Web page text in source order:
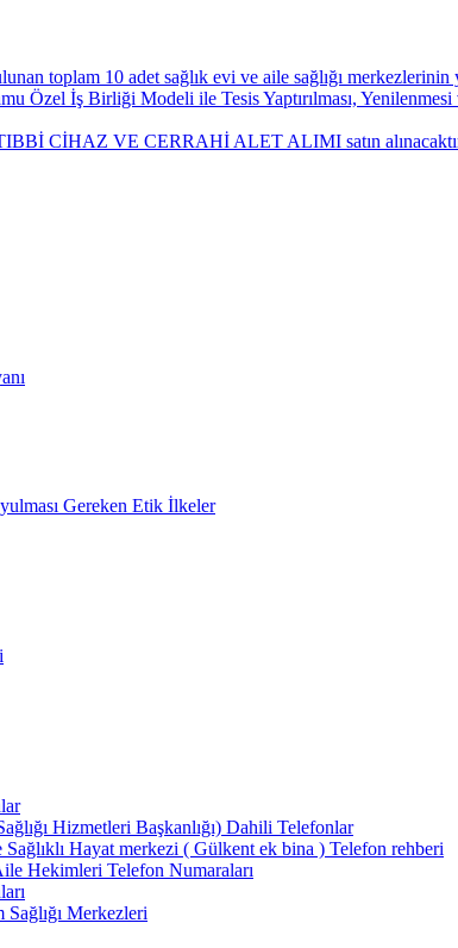
toplam 10 adet sağlık evi ve aile sağlığı merkezlerinin
Özel İş Birliği Modeli ile Tesis Yaptırılması,
CİHAZ VE CERRAHİ ALET ALIMI satın
Gereken Etik İlkeler
Hizmetleri Başkanlığı) Dahili Telefonlar
Hayat merkezi ( Gülkent ek bina ) Telefon rehberi
Hekimleri Telefon Numaraları
Merkezleri